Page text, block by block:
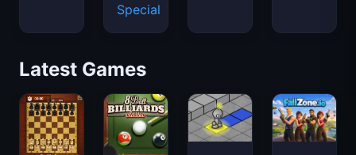
Special
Latest Games